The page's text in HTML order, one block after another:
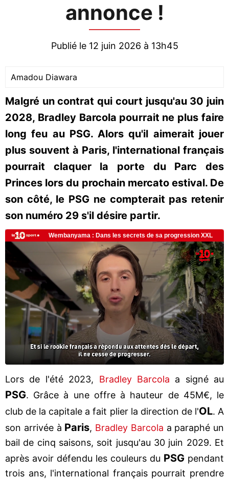
annonce !
Publié le 12 juin 2026 à 13h45
Amadou Diawara
Malgré un contrat qui court jusqu'au 30 juin
2028, Bradley Barcola pourrait ne plus faire
long feu au PSG. Alors qu'il aimerait jouer
plus souvent à Paris, l'international français
pourrait claquer la porte du Parc des
Princes lors du prochain mercato estival. De
son côté, le PSG ne compterait pas retenir
son numéro 29 s'il désire partir.
Lors de l'été 2023, Bradley Barcola a signé au
PSG. Grâce à une offre à hauteur de 45M€, le
club de la capitale a fait plier la direction de l'OL. A
son arrivée à Paris, Bradley Barcola a paraphé un
bail de cinq saisons, soit jusqu'au 30 juin 2029. Et
après avoir défendu les couleurs du PSG pendant
trois ans, l'international français pourrait prendre